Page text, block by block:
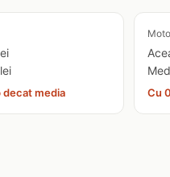
lei
decat media Cu